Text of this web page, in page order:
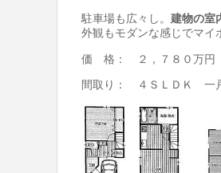
駐車場も広々し。 建物の室
外観もモダンな感じでマイ
価 格： ２，７８０万円
間取り： ４ＳＬＤＫ 一